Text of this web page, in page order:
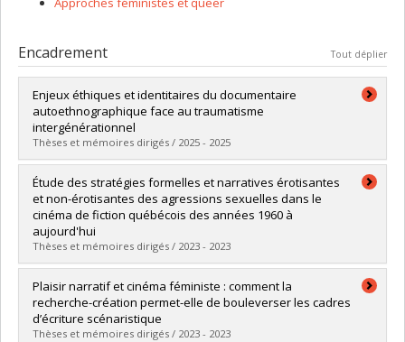
Encadrement Tout déplier
Enjeux éthiques et identitaires du documentaire
autoethnographique face au traumatisme
intergénérationnel
Thèses et mémoires dirigés / 2025 - 2025
Diplômé(e) :Ciaran, Anaïs Jimena
Cycle :Maîtrise
Diplôme obtenu :M.A.
Lien vers le document dans Papyrus
Étude des stratégies formelles et narratives érotisantes
et non-érotisantes des agressions sexuelles dans le
cinéma de fiction québécois des années 1960 à
aujourd'hui
Thèses et mémoires dirigés / 2023 - 2023
Diplômé(e) :Côté Vaillant, Sara
Cycle :Maîtrise
Diplôme obtenu :M.A.
Lien vers le document dans Papyrus
Plaisir narratif et cinéma féministe : comment la
recherche-création permet-elle de bouleverser les cadres
d’écriture scénaristique
Thèses et mémoires dirigés / 2023 - 2023